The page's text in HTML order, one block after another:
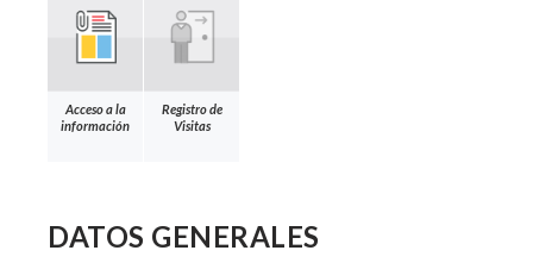
Acceso a la
información
Registro de
Visitas
DATOS GENERALES